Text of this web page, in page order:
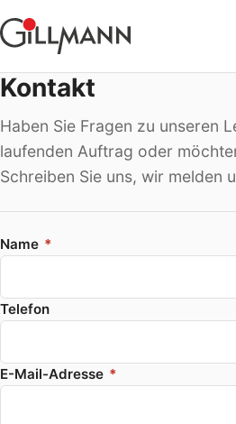
Startseite
Gravuren
Bestellung
Kontakt
Haben Sie Fragen zu unseren
laufenden Auftrag oder
Schreiben Sie uns, wir melden
Name *
Telefon
E-Mail-Adresse *